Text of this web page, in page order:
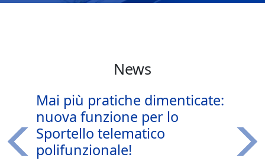
News
Mai più pratiche dimenticate:
nuova funzione per lo
Sportello telematico
polifunzionale!
Precedente